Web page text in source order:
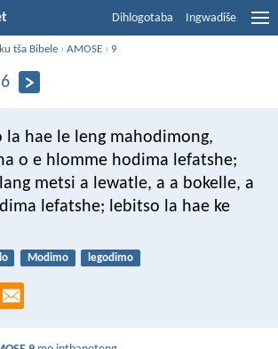
Dihlogotaba Ingwadiše
tša Bibele ›AMOSE › 9
la hae le leng mahodimong,
o e hlomme hodima lefatshe;
metsi a lewatle, a a bokelle, a
lefatshe; lebitso la hae ke
Modimo legodimo